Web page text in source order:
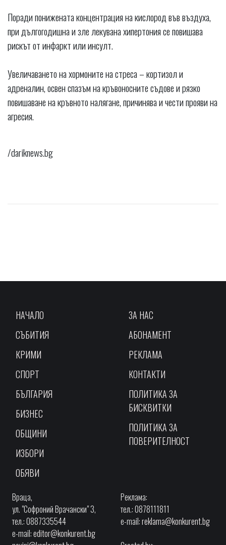
Поради понижената концентрация на кислород във въздуха,
при дългогодишна и зле лекувана хипертония се повишава
рискът от инфаркт или инсулт.
Увеличаването на хормоните на стреса – кортизол и
адреналин, освен спазъм на кръвоносните съдове и рязко
повишаване на кръвното налягане, причинява и чести прояви на
агресия.
/dariknews.bg
НАЧАЛО
СЪБИТИЯ
КРИМИ
СПОРТ
БЪЛГАРИЯ
БИЗНЕС
ОБЩИНИ
ИЗБОРИ
ОБЯВИ
ЗА НАС
АБОНАМЕНТ
РЕКЛАМА
КОНТАКТИ
ПОЛИТИКА ЗА
БИСКВИТКИ
ПОЛИТИКА ЗА
ПОВЕРИТЕЛНОСТ
Враца,
ул. "Софроний Врачански" 3,
тел.: 0887335544
e-mail:editor@konkurent.bg
Реклама:
тел.: 0878111811
e-mail:reklama@konkurent.bg